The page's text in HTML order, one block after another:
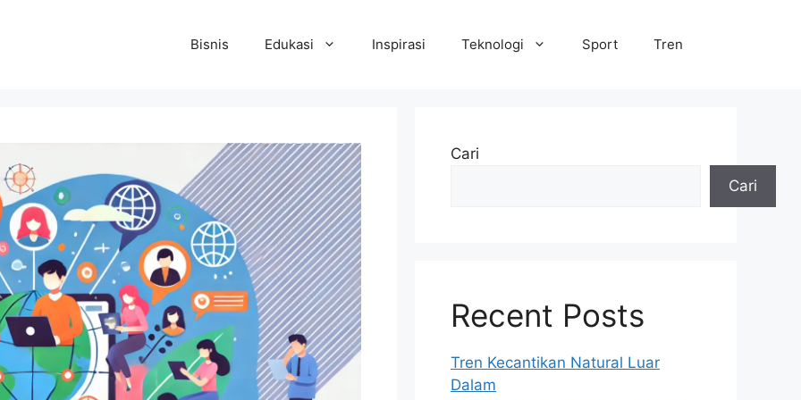
Bisnis Edukasi Inspirasi Teknologi Sport Tren
Cari
Cari
Recent Posts
Tren Kecantikan Natural Luar
Dalam